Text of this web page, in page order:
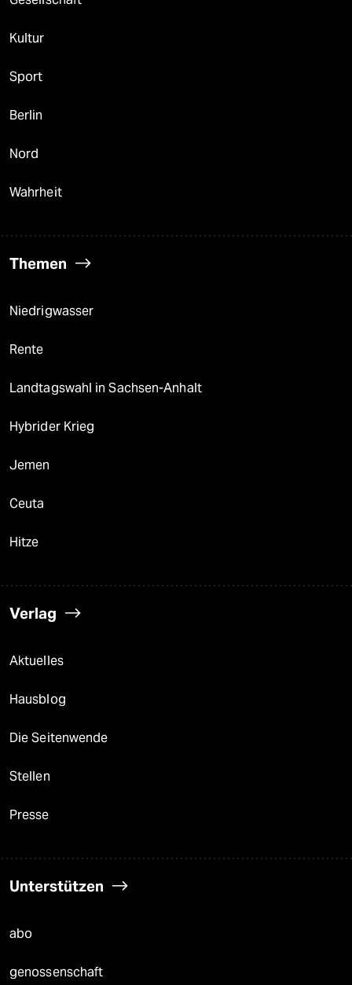
Kultur
Sport
Berlin
Nord
Wahrheit
Themen
Niedrigwasser
Rente
Landtagswahl in Sachsen-Anhalt
Hybrider Krieg
Jemen
Ceuta
Hitze
Verlag
Aktuelles
Hausblog
Die Seitenwende
Stellen
Presse
Unterstützen
abo
genossenschaft